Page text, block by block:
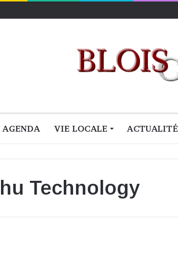
AGENDA VIE LOCALE ACTUALITÉ
Technology